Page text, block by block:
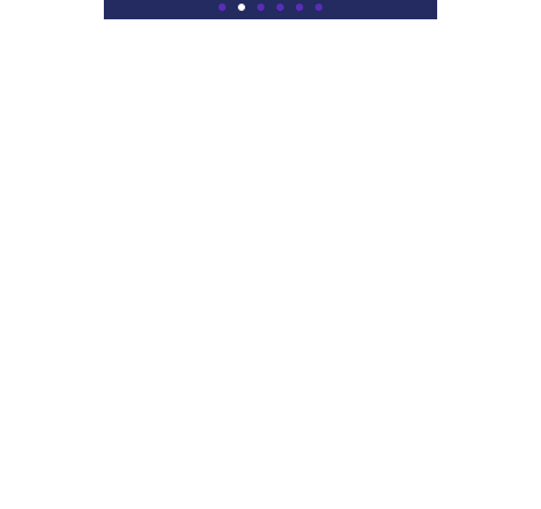
City harmadik évada.